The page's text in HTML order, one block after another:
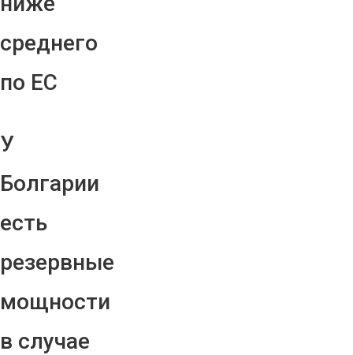
среднего
по ЕС
У
Болгарии
есть
резервные
мощности
в случае